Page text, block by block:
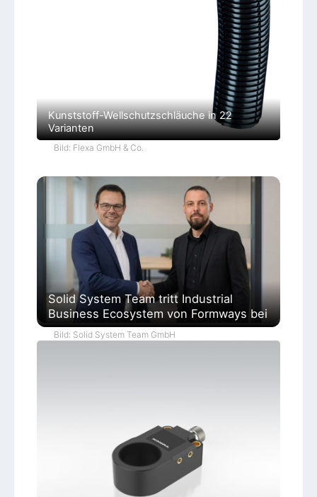
Kunststoff-Wellschutzschläuche in 22
Varianten
Bild: Flexa GmbH & Co.
Solid System Team tritt Industrial
Business Ecosystem von Formways bei
Bild: Solid System Team GmbH